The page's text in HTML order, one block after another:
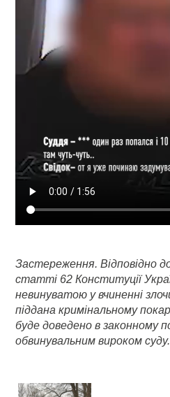
Застереження. Відповідно
статті 62 Конституції
невинуватою у вчиненні
піддана кримінальному
буде доведено в законному
обвинувальним вироком суду.